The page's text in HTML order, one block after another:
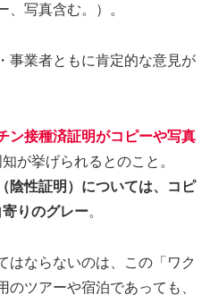
、写真含む。）。
事業者ともに肯定的な意見が
ン接種済証明がコピーや写真
が挙げられるとのこと。
陰性証明）については、コピ
りのグレー。
はならないのは、この「ワク
ツアーや宿泊であっても、